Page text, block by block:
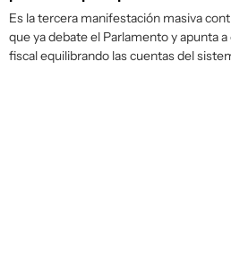
Es la tercera manifestación masiva
que ya debate el Parlamento y apunta
fiscal equilibrando las cuentas del